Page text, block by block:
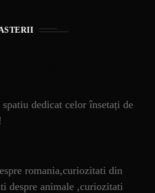
dedicat celor însetați de
romania,curiozitati din
despre animale ,curiozitati